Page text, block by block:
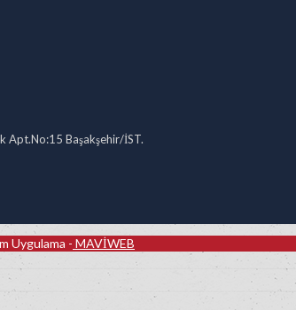
Apt.No:15 Başakşehir/İST.
Uygulama - MAVİWEB